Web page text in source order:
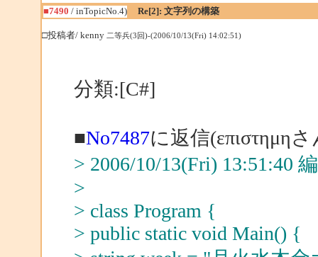
■7490 / inTopicNo.4) Re[2]: 文字列の構築
□投稿者/ kenny 二等兵(3回)-(2006/10/13(Fri) 14:02:51)
分類:[C#]
■No7487に返信(επιστημη
> 2006/10/13(Fri) 13:51:40
>
> class Program {
> public static void Main() {